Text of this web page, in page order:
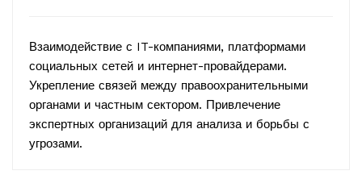
Взаимодействие с IT-компаниями, платформами
социальных сетей и интернет-провайдерами.
Укрепление связей между правоохранительными
органами и частным сектором. Привлечение
экспертных организаций для анализа и борьбы с
угрозами.